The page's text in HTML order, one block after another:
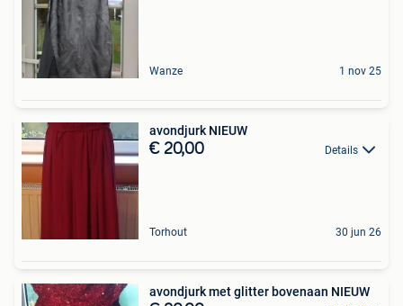
Wanze 1 nov 25
avondjurk NIEUW
€ 20,00 Details
Torhout 30 jun 26
avondjurk met glitter bovenaan NIEUW